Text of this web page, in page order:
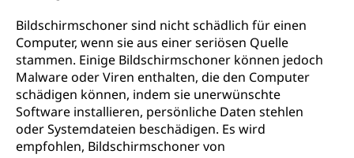
Bildschirmschoner sind nicht schädlich für einen
Computer, wenn sie aus einer seriösen Quelle
stammen. Einige Bildschirmschoner können jedoch
Malware oder Viren enthalten, die den Computer
schädigen können, indem sie unerwünschte
Software installieren, persönliche Daten stehlen
oder Systemdateien beschädigen. Es wird
empfohlen, Bildschirmschoner von